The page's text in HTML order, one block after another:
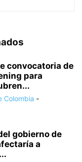
convocatoria de
para
Colombia -
gobierno de
a